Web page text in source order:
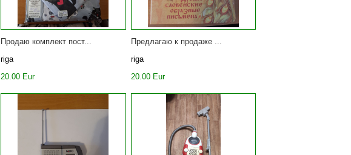
Продаю комплект пост...
riga
20.00 Eur
Предлагаю к продаже ...
riga
20.00 Eur